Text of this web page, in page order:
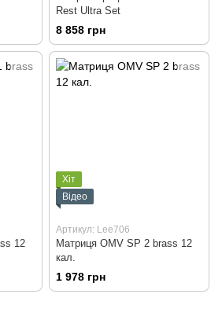
Rest Ultra Set
8 858 грн
12
Хіт
Відео
Артикул: Lee706
Матриця OMV SP 2 brass 12
кал.
1 978 грн